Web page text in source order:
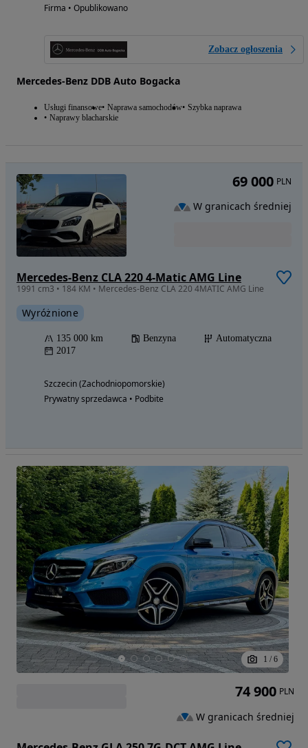
Firma • Opublikowano
Zobacz ogłoszenia
Mercedes-Benz DDB Auto Bogacka
Usługi finansowe Naprawa samochodów Szybka naprawa
Naprawy blacharskie
Mercedes-Benz CLA 220 4-Matic AMG Line
1991 cm3 • 184 KM • Mercedes-Benz CLA 220 4MATIC AMG Line
Wyróżnione
135 000 km Benzyna
Automatyczna
2017
Szczecin (Zachodniopomorskie)
Prywatny sprzedawca • Podbite
69 000 PLN
W granicach średniej
1 / 6
74 900 PLN
W granicach średniej